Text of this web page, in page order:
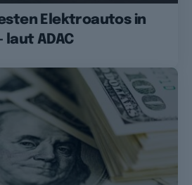
Elektroautos in
laut ADAC